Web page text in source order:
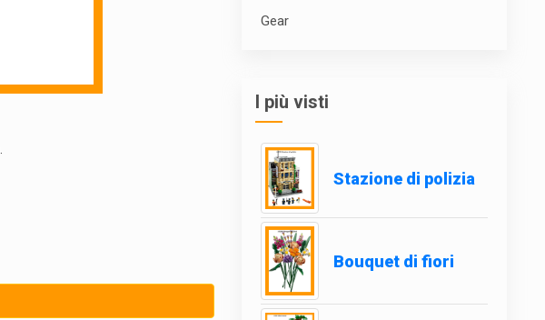
Gear
I più visti
Stazione di polizia
Bouquet di fiori